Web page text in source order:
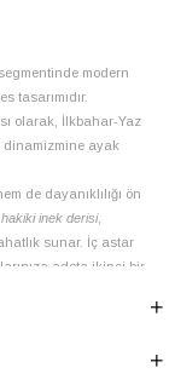
modern
tasarımıdır.
olarak, İlkbahar-Yaz
dinamizmine ayak
de dayanıklılığı ön
hakiki inek derisi,
sunar. İç astar
adeta ikinci bir